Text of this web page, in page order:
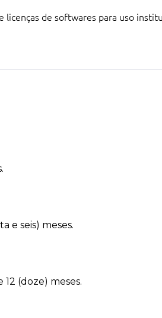
de softwares para uso
e seis) meses.
(doze) meses.